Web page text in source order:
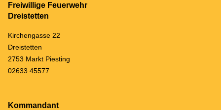
Freiwillige Feuerwehr
Dreistetten
Kirchengasse 22
Dreistetten
2753 Markt Piesting
02633 45577
Kommandant